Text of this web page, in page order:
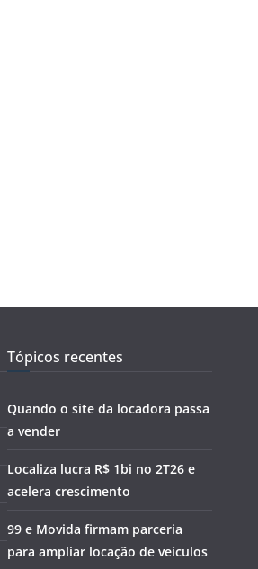
Tópicos recentes
Quando o site da locadora passa
a vender
Localiza lucra R$ 1bi no 2T26 e
acelera crescimento
99 e Movida firmam parceria
para ampliar locação de veículos